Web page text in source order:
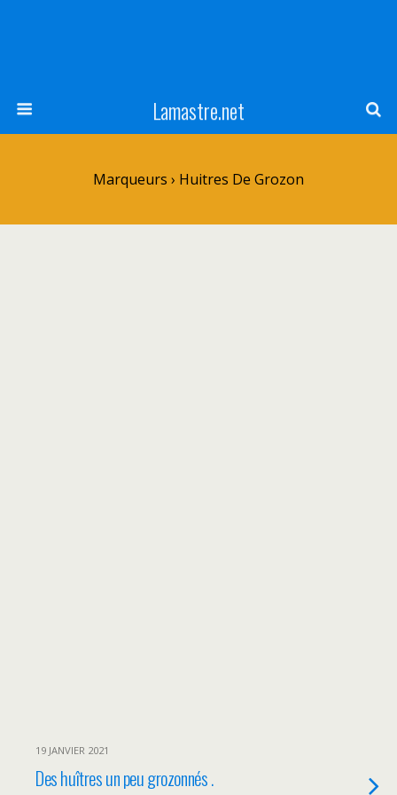
Lamastre.net
Marqueurs › Huitres De Grozon
19 JANVIER 2021
Des huîtres un peu grozonnés .